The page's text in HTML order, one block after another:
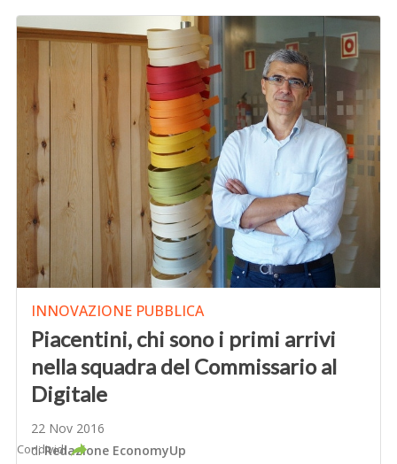
INNOVAZIONE PUBBLICA
Piacentini, chi sono i primi arrivi
nella squadra del Commissario al
Digitale
22 Nov 2016
diRedazione EconomyUp
Condividi